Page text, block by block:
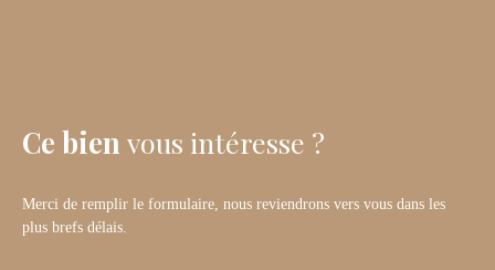
Ce bien vous intéresse ?
Merci de remplir le formulaire, nous reviendrons vers vous dans les
plus brefs délais.